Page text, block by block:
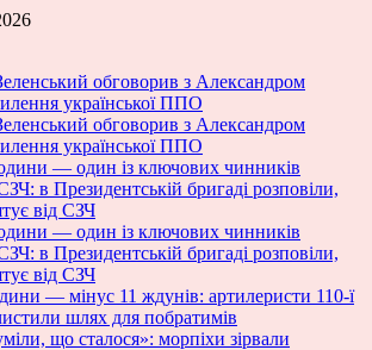
обговорив з Александром
української ППО
обговорив з Александром
української ППО
— один із ключових чинників
в Президентській бригаді розповіли,
від СЗЧ
— один із ключових чинників
в Президентській бригаді розповіли,
від СЗЧ
— мінус 11 ждунів: артилеристи 110-ї
шлях для побратимів
що сталося»: морпіхи зірвали